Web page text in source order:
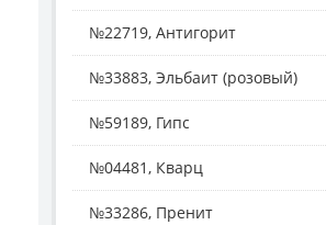
№22719, Антигорит
№33883, Эльбаит (розовый)
№59189, Гипс
№04481, Кварц
№33286, Пренит